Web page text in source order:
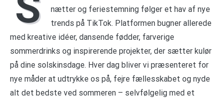
nætter og feriestemning følger et hav af nye
trends på TikTok. Platformen bugner allerede
med kreative idéer, dansende fødder, farverige
sommerdrinks og inspirerende projekter, der sætter kulør
på dine solskinsdage. Hver dag bliver vi præsenteret for
nye måder at udtrykke os på, fejre fællesskabet og nyde
alt det bedste ved sommeren – selvfølgelig med et